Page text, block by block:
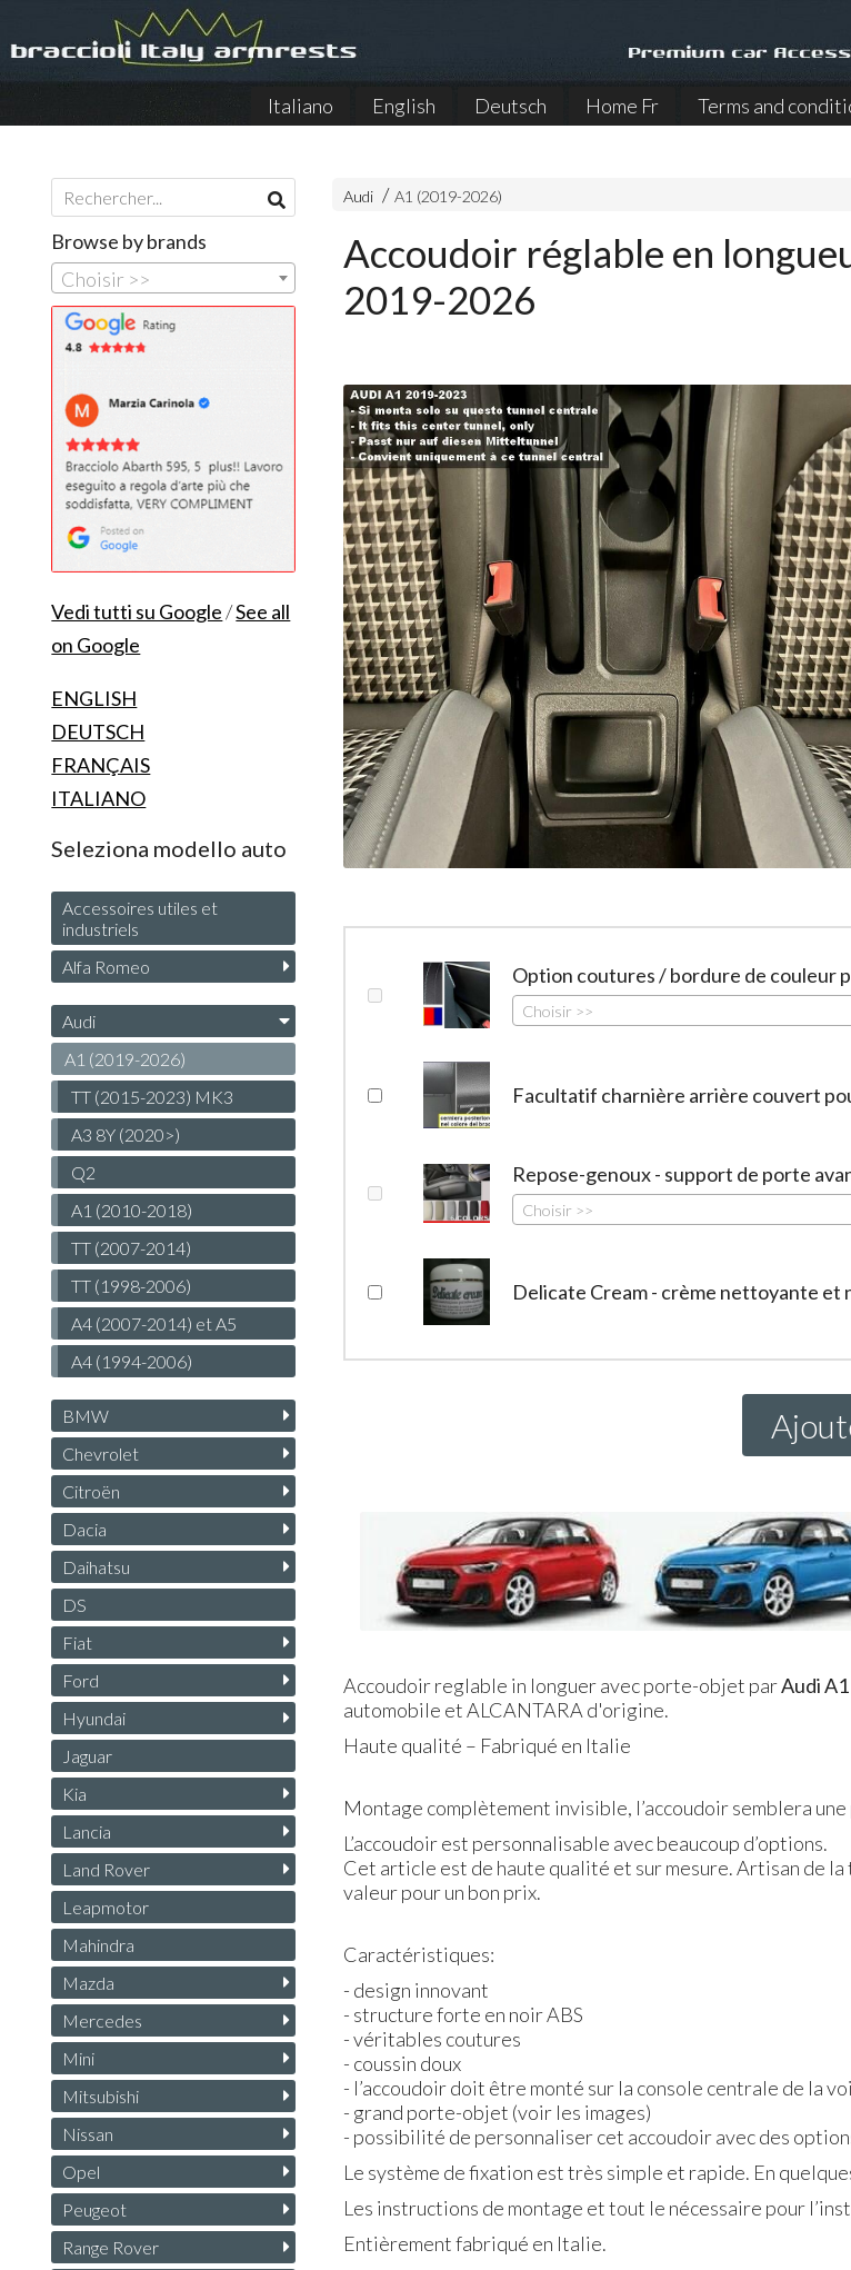
Italiano English Deutsch Home Fr Terms and
Audi A1 (2019-2026)
Accoudoir réglable en
2019-2026
Option coutures / bordure de couleur
Choisir >>
Facultatif charnière arrière couvert
Repose-genoux - support de porte
Choisir >>
Delicate Cream - crème nettoyante et
Accoudoir reglable in longuer avec porte-objet parAudi
automobile et ALCANTARA d'origine.
Haute qualité – Fabriqué en Italie
Montage complètement invisible, l’accoudoir semblera
L’accoudoir est personnalisable avec beaucoup d’options.
Cet article est de haute qualité et sur mesure. Artisan de
valeur pour un bon prix.
Caractéristiques:
- design innovant
- structure forte en noirABS
- véritables coutures
- coussin doux
- l’accoudoir doit être monté sur la console centrale de la
- grand porte-objet (voir les images)
- possibilité de personnaliser cet accoudoir avec des
Le système de fixation est très simple et rapide. En
Les instructions de montage et tout le nécessaire pour
Entièrement fabriqué en Italie.
Browse by brands
Choisir >>
Vedi tutti su Google/See all
on Google
ENGLISH
DEUTSCH
FRANÇAIS
ITALIANO
Seleziona modello auto
Accessoires utiles et
industriels
Alfa Romeo
Audi
A1 (2019-2026)
TT (2015-2023) MK3
A3 8Y (2020>)
Q2
A1 (2010-2018)
TT (2007-2014)
TT (1998-2006)
A4 (2007-2014) et A5
A4 (1994-2006)
BMW
Chevrolet
Citroën
Dacia
Daihatsu
DS
Fiat
Ford
Hyundai
Jaguar
Kia
Lancia
Land Rover
Leapmotor
Mahindra
Mazda
Mercedes
Mini
Mitsubishi
Nissan
Opel
Peugeot
Range Rover